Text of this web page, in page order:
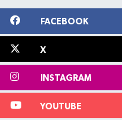
FACEBOOK
X
INSTAGRAM
YOUTUBE